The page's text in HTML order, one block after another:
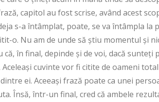
capitol au fost scrise, având acest
s-a întâmplat, poate, se va întâmpla la
o. Nu am de unde să știu momentul și
în final, depinde și de voi, dacă sunteți
cuvinte vor fi citite de oameni
ei. Aceeași frază poate ca unei
Însă, într-un final, cred că ambele